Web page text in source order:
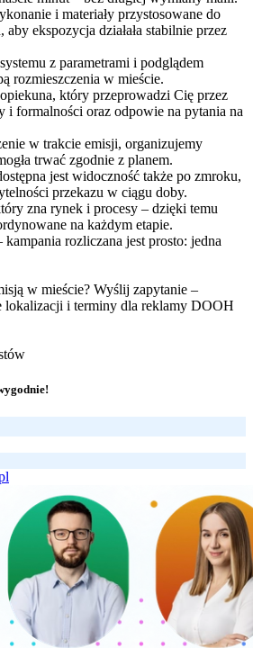
i materiały przystosowane do
ekspozycja działała stabilnie przez
z parametrami i podglądem
rozmieszczenia w mieście.
który przeprowadzi Cię przez
formalności oraz odpowie na pytania na
w trakcie emisji, organizujemy
trwać zgodnie z planem.
jest widoczność także po zmroku,
przekazu w ciągu doby.
zna rynek i procesy – dzięki temu
na każdym etapie.
rozliczana jest prosto: jedna
w mieście? Wyślij zapytanie –
lokalizacji i terminy dla reklamy DOOH